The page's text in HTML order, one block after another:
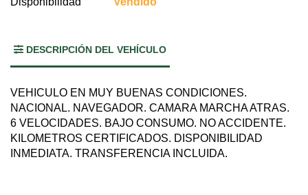
DESCRIPCIÓN DEL VEHÍCULO
VEHICULO EN MUY BUENAS CONDICIONES.
NACIONAL. NAVEGADOR. CAMARA MARCHA ATRAS.
6 VELOCIDADES. BAJO CONSUMO. NO ACCIDENTE.
KILOMETROS CERTIFICADOS. DISPONIBILIDAD
INMEDIATA. TRANSFERENCIA INCLUIDA.